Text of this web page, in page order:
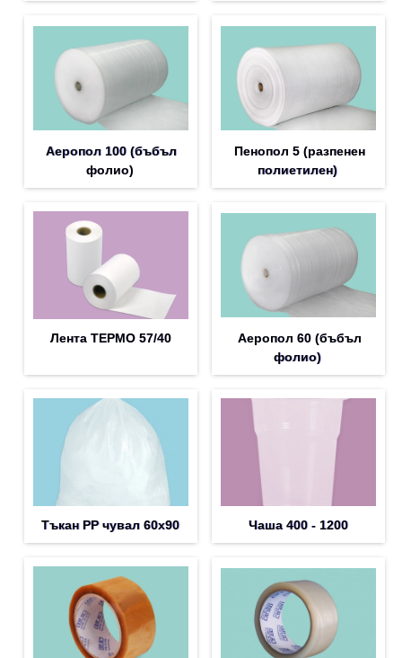
Аеропол 100 (бъбъл
фолио)
Пенопол 5 (разпенен
полиетилен)
Лента ТЕРМО 57/40
Аеропол 60 (бъбъл
фолио)
Тъкан PP чувал 60х90 Чаша 400 - 1200